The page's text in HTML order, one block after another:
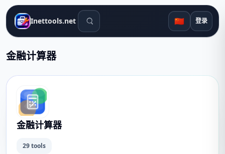
Inettools.net 搜索工具 🇨🇳 登录
金融计算器
金融计算器
29 tools